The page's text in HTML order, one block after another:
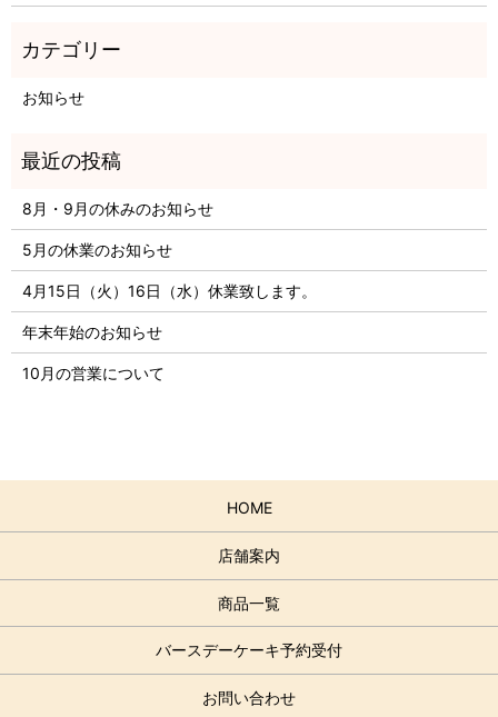
お知らせ
8月・9月の休みのお知らせ
5月の休業のお知らせ
4月15日（火）16日（水）休業致します。
年末年始のお知らせ
10月の営業について
HOME
店舗案内
商品一覧
バースデーケーキ予約受付
お問い合わせ